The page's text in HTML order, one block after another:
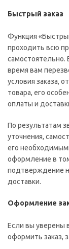
Быстрый заказ
Функция
проходить всю
самостоятельно.
время вам
условия заказа,
товара, его
оплаты и
По результатам
уточнения,
его
оформление в
подтверждение
доставки.
Оформление
Если вы уверены
оформить заказ,